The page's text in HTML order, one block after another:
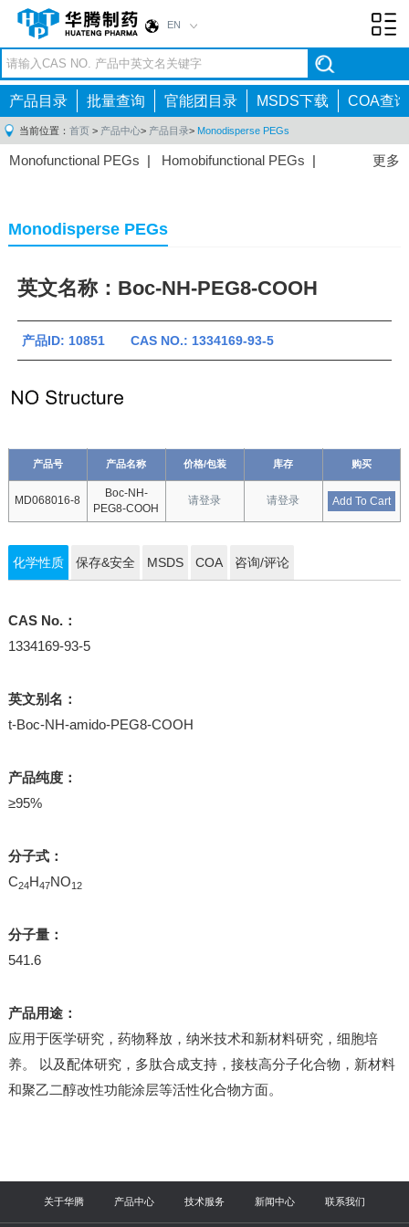
EN
产品目录 批量查询 官能团目录 MSDS下载 COA查询
当前位置： 首页 > 产品中心> 产品目录> Monodisperse PEGs
更多
Monofunctional PEGs | Homobifunctional PEGs |
Monodisperse PEGs
英文名称：Boc-NH-PEG8-COOH
产品ID: 10851 CAS NO.: 1334169-93-5
产品号 产品名称 价格/包装 库存 购买
MD068016-8
Boc-NH-
PEG8-COOH
请登录 请登录 Add To Cart
化学性质 保存&安全 MSDS COA 咨询/评论
CAS No.：
1334169-93-5
英文别名：
t-Boc-NH-amido-PEG8-COOH
产品纯度：
≥95%
分子式：
C24H47NO12
分子量：
541.6
产品用途：
应用于医学研究，药物释放，纳米技术和新材料研究，细胞培
养。 以及配体研究，多肽合成支持，接枝高分子化合物，新材料
和聚乙二醇改性功能涂层等活性化合物方面。
关于华腾 产品中心 技术服务 新闻中心 联系我们